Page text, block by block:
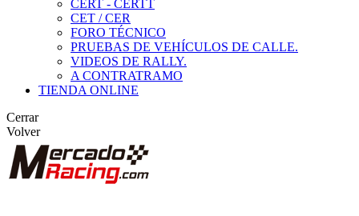
CERT - CERTT
CET / CER
FORO TÉCNICO
PRUEBAS DE VEHÍCULOS DE CALLE.
VIDEOS DE RALLY.
A CONTRATRAMO
TIENDA ONLINE
Cerrar
Volver